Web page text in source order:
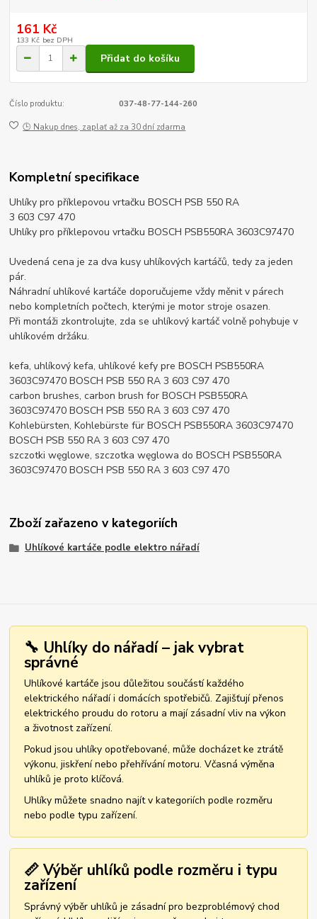
161 Kč
133 Kč bez DPH
Přidat do košíku
Číslo produktu: 037-48-77-144-260
🕒 Nakup dnes, zaplať až za 30 dní zdarma
Kompletní specifikace
Uhlíky pro příklepovou vrtačku BOSCH PSB 550 RA
3 603 C97 470
Uhlíky pro příklepovou vrtačku BOSCH PSB550RA 3603C97470
Uvedená cena je za dva kusy uhlíkových kartáčů, tedy za jeden
pár.
Náhradní uhlíkové kartáče doporučujeme vždy měnit v párech
nebo kompletních počtech, kterými je motor stroje osazen.
Při montáži zkontrolujte, zda se uhlíkový kartáč volně pohybuje v
uhlíkovém držáku.
kefa, uhlíkový kefa, uhlíkové kefy pre BOSCH PSB550RA
3603C97470 BOSCH PSB 550 RA 3 603 C97 470
carbon brushes, carbon brush for BOSCH PSB550RA
3603C97470 BOSCH PSB 550 RA 3 603 C97 470
Kohlebürsten, Kohlebürste für BOSCH PSB550RA 3603C97470
BOSCH PSB 550 RA 3 603 C97 470
szczotki węglowe, szczotka węglowa do BOSCH PSB550RA
3603C97470 BOSCH PSB 550 RA 3 603 C97 470
Zboží zařazeno v kategoriích
Uhlíkové kartáče podle elektro nářadí
🔧 Uhlíky do nářadí – jak vybrat
správné
Uhlíkové kartáče jsou důležitou součástí každého
elektrického nářadí i domácích spotřebičů. Zajišťují přenos
elektrického proudu do rotoru a mají zásadní vliv na výkon
a životnost zařízení.
Pokud jsou uhlíky opotřebované, může docházet ke ztrátě
výkonu, jiskření nebo přehřívání motoru. Včasná výměna
uhlíků je proto klíčová.
Uhlíky můžete snadno najít v kategoriích podle rozměru
nebo podle typu zařízení.
📏 Výběr uhlíků podle rozměru i typu
zařízení
Správný výběr uhlíků je zásadní pro bezproblémový chod